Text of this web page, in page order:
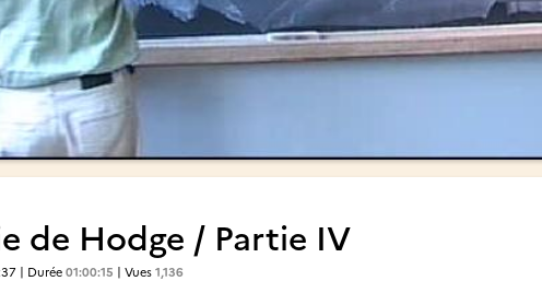
de Hodge / Partie IV
| Durée 01:00:15 | Vues 1,136